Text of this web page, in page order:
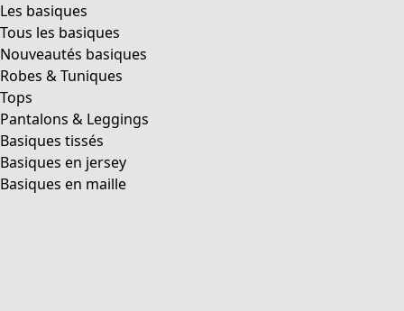
Les basiques
Tous les basiques
Nouveautés basiques
Robes & Tuniques
Tops
Pantalons & Leggings
Basiques tissés
Basiques en jersey
Basiques en maille